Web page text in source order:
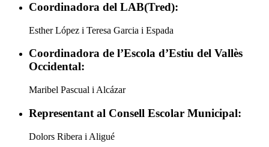
Coordinadora del LAB(Tred):
Esther López i Teresa Garcia i Espada
Coordinadora de l’Escola d’Estiu del Vallès
Occidental:
Maribel Pascual i Alcázar
Representant al Consell Escolar Municipal:
Dolors Ribera i Aligué